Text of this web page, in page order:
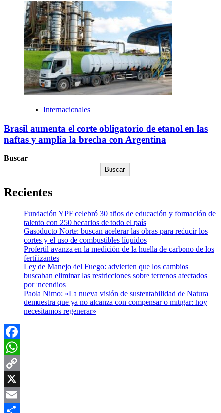
Internacionales
Brasil aumenta el corte obligatorio de etanol en las
naftas y amplía la brecha con Argentina
Buscar
Buscar
Recientes
Fundación YPF celebró 30 años de educación y formación de
talento con 250 becarios de todo el país
Gasoducto Norte: buscan acelerar las obras para reducir los
cortes y el uso de combustibles líquidos
Profertil avanza en la medición de la huella de carbono de los
fertilizantes
Ley de Manejo del Fuego: advierten que los cambios
buscaban eliminar las restricciones sobre terrenos afectados
por incendios
Paola Nimo: «La nueva visión de sustentabilidad de Natura
demuestra que ya no alcanza con compensar o mitigar: hoy
necesitamos regenerar»
Facebook
WhatsApp
Copy
Link
X
Email